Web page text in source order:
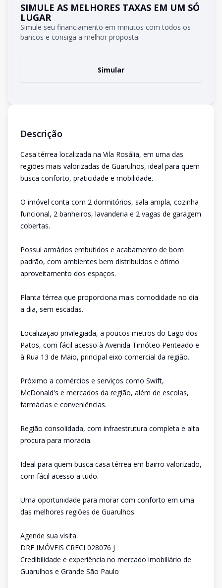
SIMULE AS MELHORES TAXAS EM UM SÓ
LUGAR
Simule seu financiamento em minutos com todos os
bancos e consiga a melhor proposta.
Simular
Descrição
Casa térrea localizada na Vila Rosália, em uma das
regiões mais valorizadas de Guarulhos, ideal para quem
busca conforto, praticidade e mobilidade.
O imóvel conta com 2 dormitórios, sala ampla, cozinha
funcional, 2 banheiros, lavanderia e 2 vagas de garagem
cobertas.
Possui armários embutidos e acabamento de bom
padrão, com ambientes bem distribuídos e ótimo
aproveitamento dos espaços.
Planta térrea que proporciona mais comodidade no dia
a dia, sem escadas.
Localização privilegiada, a poucos metros do Lago dos
Patos, com fácil acesso à Avenida Timóteo Penteado e
à Rua 13 de Maio, principal eixo comercial da região.
Próximo a comércios e serviços como Swift,
McDonald's e mercados da região, além de escolas,
farmácias e conveniências.
Região consolidada, com infraestrutura completa e alta
procura para moradia.
Ideal para quem busca casa térrea em bairro valorizado,
com fácil acesso a tudo.
Uma oportunidade para morar com conforto em uma
das melhores regiões de Guarulhos.
Agende sua visita.
DRF IMÓVEIS CRECI 028076 J
Credibilidade e experiência no mercado imobiliário de
Guarulhos e Grande São Paulo